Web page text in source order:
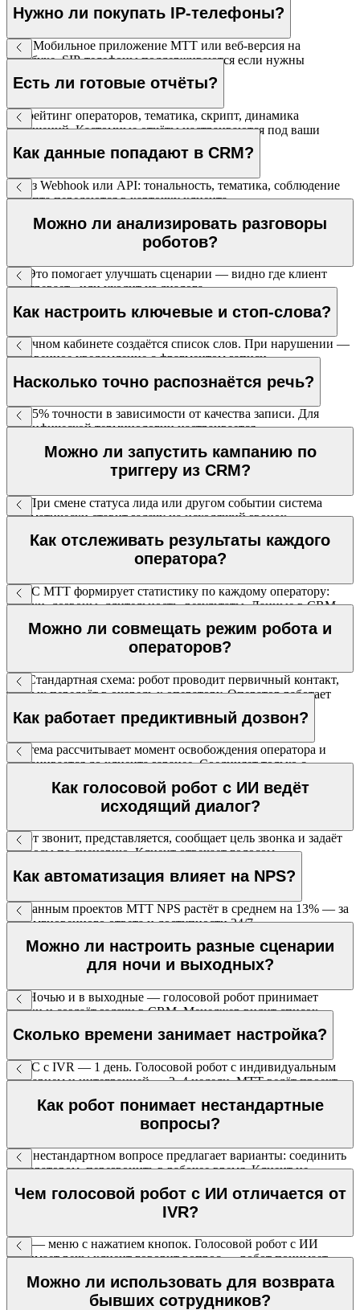
Нужно ли покупать IP-телефоны?
Нет. Мобильное приложение МТТ или веб-версия на
ноутбуке. SIP-телефоны поддерживаются если нужны
стационарные.
Есть ли готовые отчёты?
Да: рейтинг операторов, тематика, скрипт, динамика
нарушений. Кастомные отчёты настраиваются под ваши
параметры.
Как данные попадают в CRM?
Через Webhook или API: тональность, тематика, соблюдение
скрипта передаются в карточку клиента.
Можно ли анализировать разговоры
роботов?
Да. Это помогает улучшать сценарии — видно где клиент
«застревает» или уходит из диалога.
Как настроить ключевые и стоп-слова?
В личном кабинете создаётся список слов. При нарушении —
мгновенное уведомление с фрагментом записи.
Насколько точно распознаётся речь?
85–95% точности в зависимости от качества записи. Для
специфической терминологии настраивается
пользовательский словарь.
Можно ли запустить кампанию по
триггеру из CRM?
Да. При смене статуса лида или другом событии система
автоматически ставит задачу на исходящий звонок.
Как отслеживать результаты каждого
оператора?
ВАТС МТТ формирует статистику по каждому оператору:
звонки, дозвоны, длительность, результаты. Данные в CRM.
Можно ли совмещать режим робота и
операторов?
Да. Стандартная схема: робот проводит первичный контакт,
тёплых передаёт в очередь к оператору. Оператор работает
только с заинтересованными.
Как работает предиктивный дозвон?
Система рассчитывает момент освобождения оператора и
дозванивается до клиента заранее. Соединяет только с
ответившим живым человеком.
Как голосовой робот с ИИ ведёт
исходящий диалог?
Робот звонит, представляется, сообщает цель звонка и задаёт
вопросы по сценарию. Клиент отвечает голосом —
распознавание речи обрабатывает ответы.
Как автоматизация влияет на NPS?
По данным проектов МТТ NPS растёт в среднем на 13% — за
счёт мгновенного ответа и доступности 24/7.
Можно ли настроить разные сценарии
для ночи и выходных?
Да. Ночью и в выходные — голосовой робот принимает
заявки и создаёт задачи в CRM. Менеджер видит список
ночных обращений утром.
Сколько времени занимает настройка?
ВАТС с IVR — 1 день. Голосовой робот с индивидуальным
сценарием и интеграцией — 2–4 недели. МТТ ведёт проект
Как робот понимает нестандартные
вопросы?
При нестандартном вопросе предлагает варианты: соединить
с оператором, перезвонить в рабочее время. Клиент не
Чем голосовой робот с ИИ отличается от
IVR?
IVR — меню с нажатием кнопок. Голосовой робот с ИИ
понимает речь: клиент говорит вопрос — робот понимает
Можно ли использовать для возврата
бывших сотрудников?